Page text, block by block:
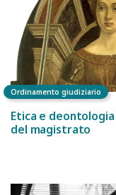
Ordinamento giudiziario
Etica e
del magistrato